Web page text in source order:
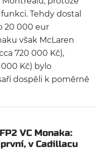
Tehdy dostal
20 000 eur
však McLaren
720 000 Kč),
Kč) bylo
dospěli k poměrně
VC Monaka:
v Cadillacu